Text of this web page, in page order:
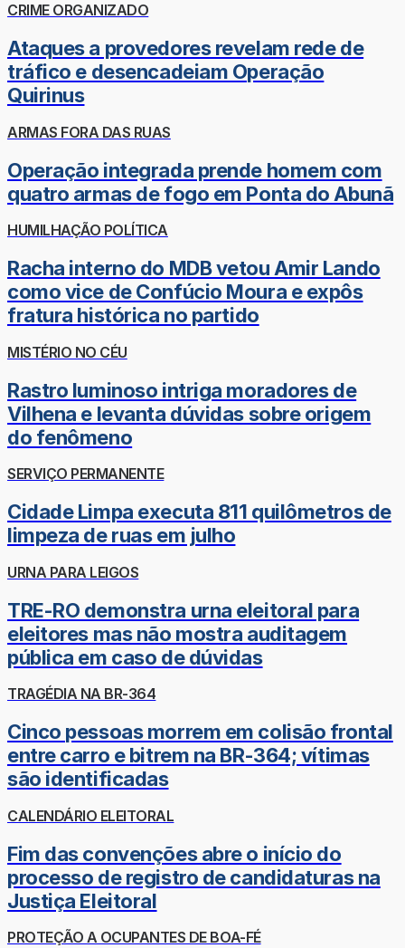
CRIME ORGANIZADO
Ataques a provedores revelam rede de
tráfico e desencadeiam Operação
Quirinus
ARMAS FORA DAS RUAS
Operação integrada prende homem com
quatro armas de fogo em Ponta do Abunã
HUMILHAÇÃO POLÍTICA
Racha interno do MDB vetou Amir Lando
como vice de Confúcio Moura e expôs
fratura histórica no partido
MISTÉRIO NO CÉU
Rastro luminoso intriga moradores de
Vilhena e levanta dúvidas sobre origem
do fenômeno
SERVIÇO PERMANENTE
Cidade Limpa executa 811 quilômetros de
limpeza de ruas em julho
URNA PARA LEIGOS
TRE-RO demonstra urna eleitoral para
eleitores mas não mostra auditagem
pública em caso de dúvidas
TRAGÉDIA NA BR-364
Cinco pessoas morrem em colisão frontal
entre carro e bitrem na BR-364; vítimas
são identificadas
CALENDÁRIO ELEITORAL
Fim das convenções abre o início do
processo de registro de candidaturas na
Justiça Eleitoral
PROTEÇÃO A OCUPANTES DE BOA-FÉ